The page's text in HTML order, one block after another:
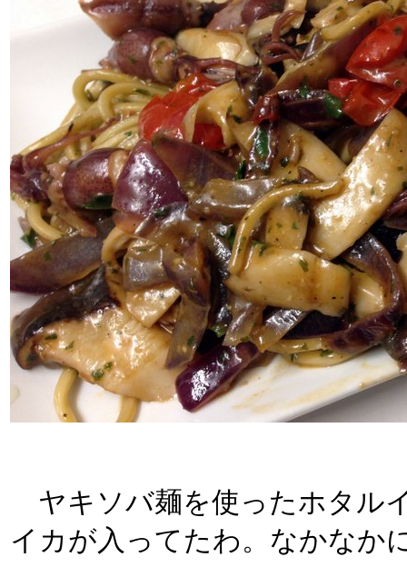
ヤキソバ麺を使ったホタル
イカが入ってたわ。なかなか